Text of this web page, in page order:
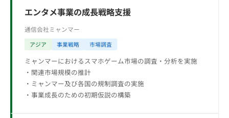
エンタメ事業の成長戦略支援
通信会社ミャンマー
アジア 事業戦略 市場調査
ミャンマーにおけるスマホゲーム市場の調査・分析を実施
・関連市場規模の推計
・ミャンマー及び各国の規制調査の実施
・事業成長のための初期仮説の構築